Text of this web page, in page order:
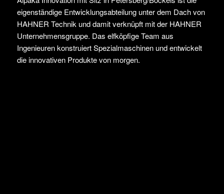
eigenständige Entwicklungsabteilung unter dem Dach von
HAHNER Technik und damit verknüpft mit der HAHNER
Unternehmensgruppe. Das elfköpfige Team aus
Ingenieuren konstruiert Spezialmaschinen und entwickelt
die innovativen Produkte von morgen.